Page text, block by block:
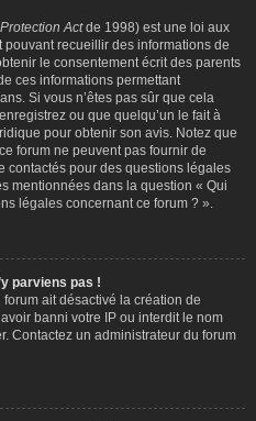
Actde 1998) est une loi aux
recueillir des informations de
le consentement écrit des parents
ces informations permettant
Si vous n’êtes pas sûr que cela
ou que quelqu’un le fait à
pour obtenir son avis. Notez que
forum ne peuvent pas fournir de
contactés pour des questions légales
mentionnées dans la question « Qui
légales concernant ce forum ? ».
parviens pas !
ait désactivé la création de
banni votre IP ou interdit le nom
Contactez un administrateur du forum